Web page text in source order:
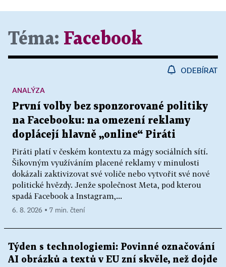
Téma: Facebook
ODEBÍRAT
První volby bez sponzorované politiky
na Facebooku: na omezení reklamy
doplácejí hlavně „online“ Piráti
Piráti platí v českém kontextu za mágy sociálních sítí.
Šikovným využíváním placené reklamy v minulosti
dokázali zaktivizovat své voliče nebo vytvořit své nové
politické hvězdy. Jenže společnost Meta, pod kterou
spadá Facebook a Instagram,...
ANALÝZA
6. 8. 2026 ▪ 7 min. čtení
Týden s technologiemi: Povinné označování
AI obrázků a textů v EU zní skvěle, než dojde